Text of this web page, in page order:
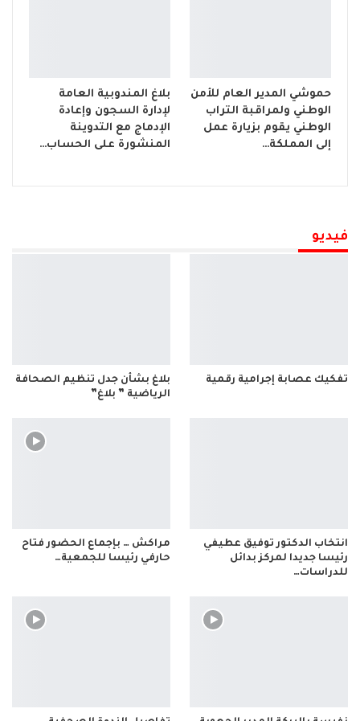
حموشي المدير العام للأمن
الوطني ولمراقبة التراب
الوطني يقوم بزيارة عمل
إلى المملكة…
بلاغ المندوبية العامة
لإدارة السجون وإعادة
الإدماج مع التدوينة
المنشورة على الحساب…
فيديو
تفكيك عصابة إجرامية رقمية
بلاغ بشأن جدل تنظيم الصحافة
الرياضية ” بلاغ”
انتخاب الدكتور توفيق عطيفي
رئيسا جديدا لمركز بدائل
للدراسات…
مراكش … بإجماع الحضور فتاح
حارفي رئيسا للجمعية…